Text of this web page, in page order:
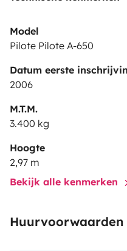
Model
Pilote Pilote A-650
Datum eerste
2006
M.T.M.
3.400 kg
Hoogte
2,97 m
Bekijk alle kenmerken
Huurvoorwaarden